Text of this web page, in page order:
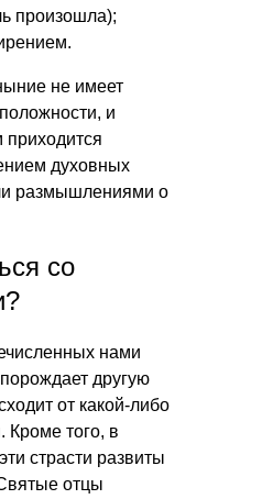
произошла);
не имеет
и
приходится
духовных
размышлениями о
со
нами
другую
от какой-либо
Кроме того, в
страсти развиты
отцы